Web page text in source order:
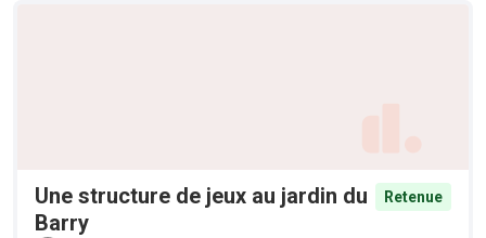
Une structure de jeux au jardin du
Barry
Retenue